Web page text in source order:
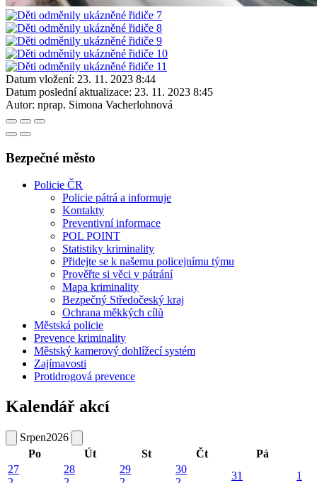
Datum vložení: 23. 11. 2023 8:44
Datum poslední aktualizace: 23. 11. 2023 8:45
Autor: nprap. Simona Vacherlohnová
Bezpečné město
Policie ČR
Policie pátrá a informuje
Kontakty
Preventivní informace
POL POINT
Statistiky kriminality
Přidejte se k našemu policejnímu týmu
Prověřte si věci v pátrání
Mapa kriminality
Bezpečný Středočeský kraj
Ochrana měkkých cílů
Městská policie
Prevence kriminality
Městský kamerový dohlížecí systém
Zajímavosti
Protidrogová prevence
Kalendář akcí
Srpen2026
Po
Út St Čt
Pá
27
28
29
30
31
1